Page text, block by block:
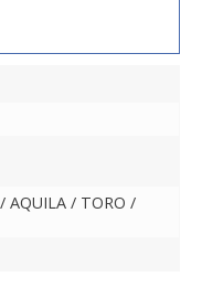
AQUILA / TORO /